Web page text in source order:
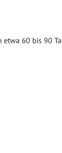
60 bis 90